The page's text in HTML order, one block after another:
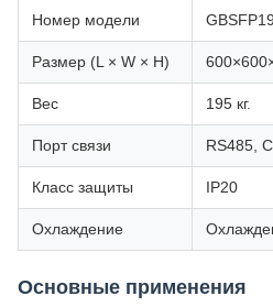
Номер модели
Размер (L × W × H)
Вес 195 кг.
Порт связи RS485,
Класс защиты IP20
Охлаждение
Основные применения